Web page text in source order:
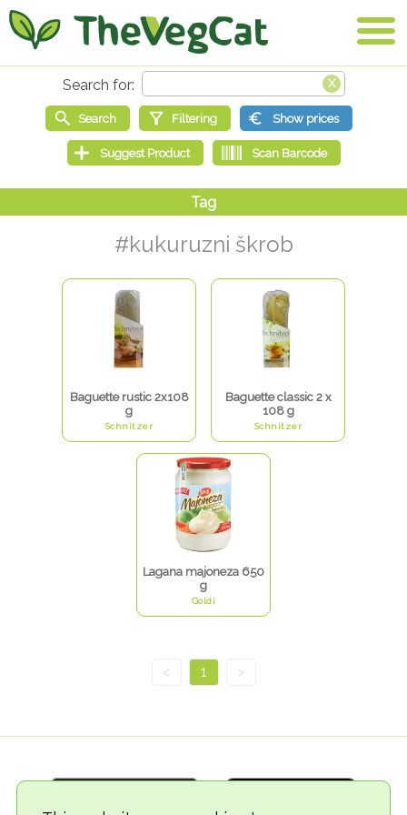
#kukuruzni škrob
Baguette rustic 2x108
g
Schnitzer
Baguette classic 2 x
108 g
Schnitzer
Lagana majoneza 650
g
Goldi
< 1 >